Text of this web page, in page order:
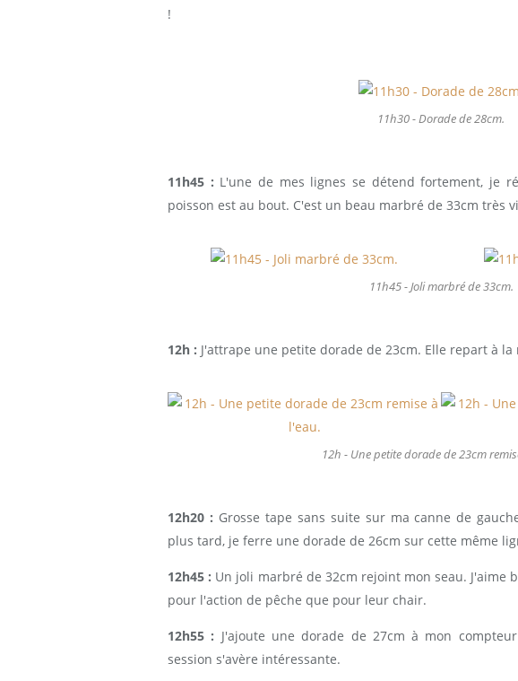
!
11h30 - Dorade de 28cm.
11h45 : L'une de mes lignes se détend fortement, je
poisson est au bout. C'est un beau marbré de 33cm très
11h45 - Joli marbré de 33cm.
12h : J'attrape une petite dorade de 23cm. Elle repart à
12h - Une petite dorade de 23cm
12h20 : Grosse tape sans suite sur ma canne de
plus tard, je ferre une dorade de 26cm sur cette même
12h45 : Un joli marbré de 32cm rejoint mon seau. J'aime
pour l'action de pêche que pour leur chair.
12h55 : J'ajoute une dorade de 27cm à mon
session s'avère intéressante.